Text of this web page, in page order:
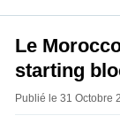
Le
starting
Publié le 31 Octobre